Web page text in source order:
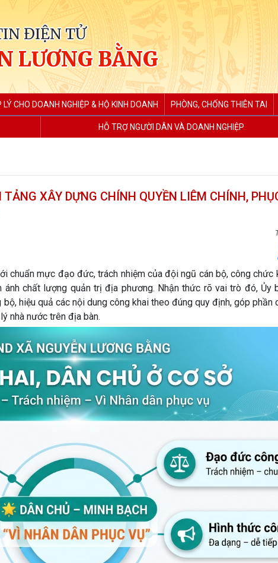
ĐIỆN TỬ
LƯƠNG BẰNG
CHO DOANH NGHIỆP & HỘ KINH DOANH PHÒNG, CHỐNG THIÊN TAI
HỖ TRỢ NGƯỜI DÂN VÀ DOANH NGHIỆP
XÂY DỰNG CHÍNH QUYỀN LIÊM CHÍNH,
chuẩn mực đạo đức, trách nhiệm của đội ngũ cán bộ, công chức
chất lượng quản trị địa phương. Nhận thức rõ vai trò đó, Ủy
hiệu quả các nội dung công khai theo đúng quy định, góp phần
nhà nước trên địa bàn.